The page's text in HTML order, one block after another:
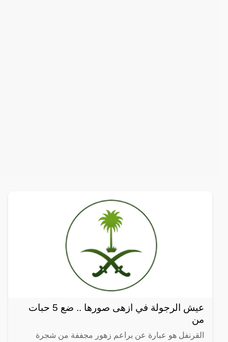
عيش الرجولة في ازهى صورها .. ضع 5 حبات
من
القرنفل هو عبارة عن براعم زهور مجففة من شجرة